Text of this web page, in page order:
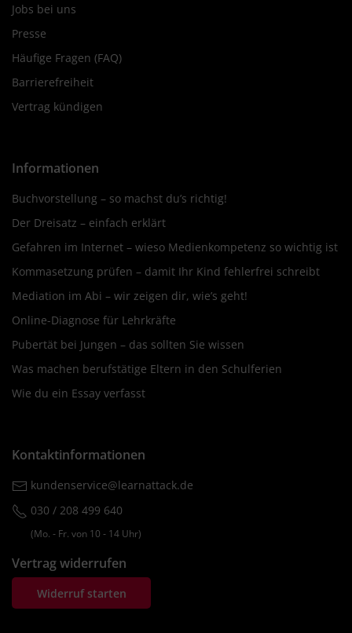
Jobs bei uns
Presse
Häufige Fragen (FAQ)
Barrierefreiheit
Vertrag kündigen
Informationen
Buchvorstellung – so machst du’s richtig!
Der Dreisatz – einfach erklärt
Gefahren im Internet – wieso Medienkompetenz so wichtig ist
Kommasetzung prüfen – damit Ihr Kind fehlerfrei schreibt
Mediation im Abi – wir zeigen dir, wie’s geht!
Online-Diagnose für Lehrkräfte
Pubertät bei Jungen – das sollten Sie wissen
Was machen berufstätige Eltern in den Schulferien
Wie du ein Essay verfasst
Kontaktinformationen
kundenservice@learnattack.de
030 / 208 499 640
(Mo. ‐ Fr. von 10 ‐ 14 Uhr)
Vertrag widerrufen
Widerruf starten